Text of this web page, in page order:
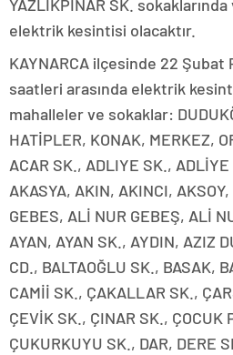
YAZLIKPINAR SK.
elektrik kesintisi olacaktır.
KAYNARCA ilçesinde 22
saatleri arasında elektrik
mahalleler ve sokaklar:
HATİPLER, KONAK, MERKEZ,
ACAR SK., ADLIYE SK.,
AKASYA, AKIN, AKINCI,
GEBES, ALİ NUR GEBEŞ, ALİ
AYAN, AYAN SK., AYDIN, AZIZ
CD., BALTAOĞLU SK., BASAK,
CAMİİ SK., ÇAKALLAR SK.,
ÇEVİK SK., ÇINAR SK., ÇOCUK
ÇUKURKUYU SK., DAR, DERE